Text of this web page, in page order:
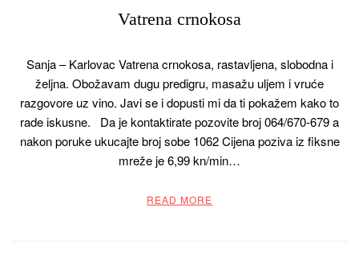
Vatrena crnokosa
Sanja – Karlovac Vatrena crnokosa, rastavljena, slobodna i
željna. Obožavam dugu predigru, masažu uljem i vruće
razgovore uz vino. Javi se i dopusti mi da ti pokažem kako to
rade iskusne. Da je kontaktirate pozovite broj 064/670-679 a
nakon poruke ukucajte broj sobe 1062 Cijena poziva iz fiksne
mreže je 6,99 kn/min…
READ MORE